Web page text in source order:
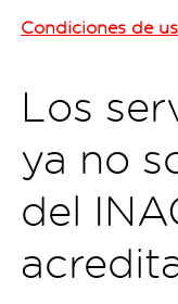
Condiciones de
Los
ya no
del